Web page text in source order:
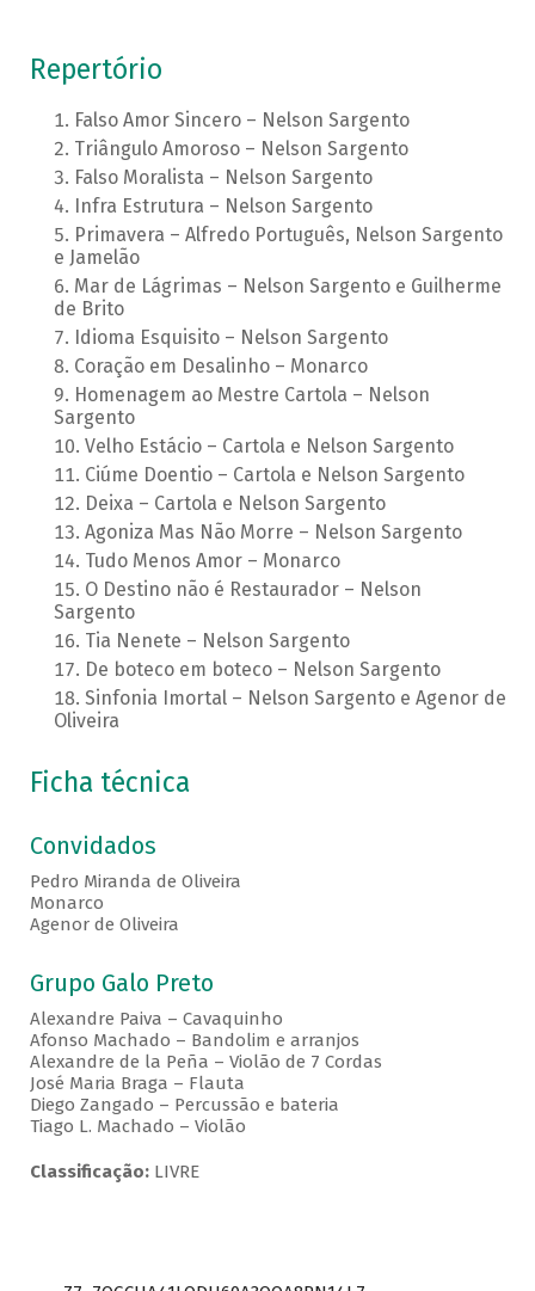
Repertório
Falso Amor Sincero – Nelson Sargento
Triângulo Amoroso – Nelson Sargento
Falso Moralista – Nelson Sargento
Infra Estrutura – Nelson Sargento
Primavera – Alfredo Português, Nelson Sargento
e Jamelão
Mar de Lágrimas – Nelson Sargento e Guilherme
de Brito
Idioma Esquisito – Nelson Sargento
Coração em Desalinho – Monarco
Homenagem ao Mestre Cartola – Nelson
Sargento
Velho Estácio – Cartola e Nelson Sargento
Ciúme Doentio – Cartola e Nelson Sargento
Deixa – Cartola e Nelson Sargento
Agoniza Mas Não Morre – Nelson Sargento
Tudo Menos Amor – Monarco
O Destino não é Restaurador – Nelson
Sargento
Tia Nenete – Nelson Sargento
De boteco em boteco – Nelson Sargento
Sinfonia Imortal – Nelson Sargento e Agenor de
Oliveira
Ficha técnica
Convidados
Pedro Miranda de Oliveira
Monarco
Agenor de Oliveira
Grupo Galo Preto
Alexandre Paiva – Cavaquinho
Afonso Machado – Bandolim e arranjos
Alexandre de la Peña – Violão de 7 Cordas
José Maria Braga – Flauta
Diego Zangado – Percussão e bateria
Tiago L. Machado – Violão
Classificação:LIVRE